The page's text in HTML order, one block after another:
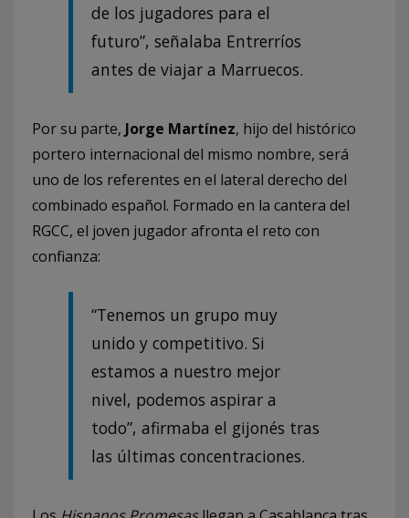
de los jugadores para el
futuro”, señalaba Entrerríos
antes de viajar a Marruecos.
Por su parte, Jorge Martínez, hijo del histórico
portero internacional del mismo nombre, será
uno de los referentes en el lateral derecho del
combinado español. Formado en la cantera del
RGCC, el joven jugador afronta el reto con
confianza:
“Tenemos un grupo muy
unido y competitivo. Si
estamos a nuestro mejor
nivel, podemos aspirar a
todo”, afirmaba el gijonés tras
las últimas concentraciones.